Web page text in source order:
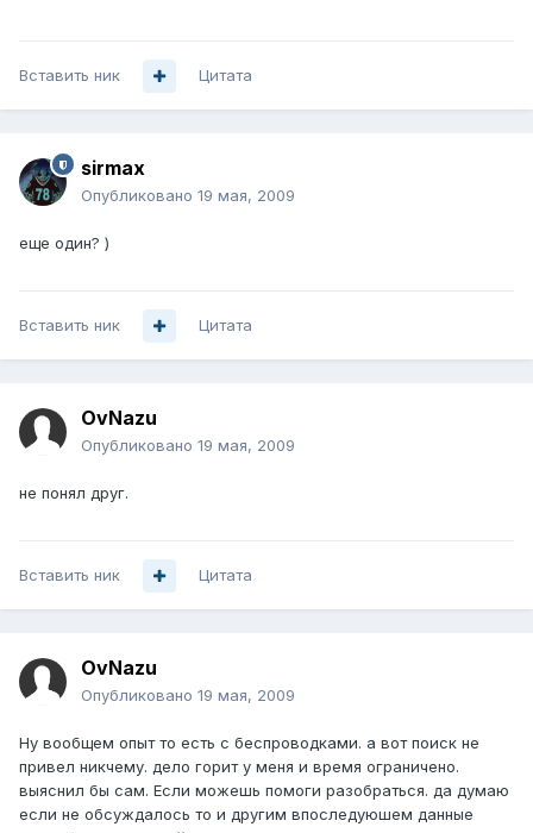
Вставить ник Цитата
sirmax
Опубликовано 19 мая, 2009
еще один? )
Вставить ник Цитата
OvNazu
Опубликовано 19 мая, 2009
не понял друг.
Вставить ник Цитата
OvNazu
Опубликовано 19 мая, 2009
Ну вообщем опыт то есть с беспроводками. а вот поиск не
привел никчему. дело горит у меня и время ограничено.
выяснил бы сам. Если можешь помоги разобраться. да думаю
если не обсуждалось то и другим впоследуюшем данные